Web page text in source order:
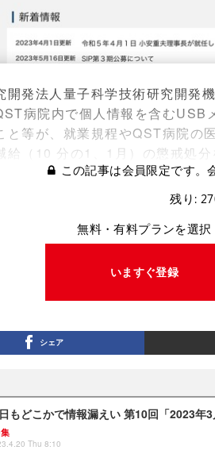
発法人量子科学技術研究開発
病院内で個人情報を含むUSB
と等が、就業規程やQST病院の
給（10 分の1、1月）の懲戒処分
この記事は会員限定です。
残り:
無料・有料プランを選択
いますぐ登録
シェア
もどこかで情報漏えい 第10回「2023年
Thu 8:10